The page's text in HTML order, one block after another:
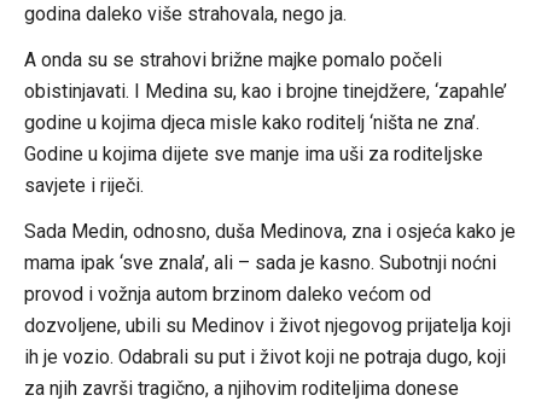
godina daleko više strahovala, nego ja.
A onda su se strahovi brižne majke pomalo počeli
obistinjavati. I Medina su, kao i brojne tinejdžere, ‘zapahle’
godine u kojima djeca misle kako roditelj ‘ništa ne zna’.
Godine u kojima dijete sve manje ima uši za roditeljske
savjete i riječi.
Sada Medin, odnosno, duša Medinova, zna i osjeća kako je
mama ipak ‘sve znala’, ali – sada je kasno. Subotnji noćni
provod i vožnja autom brzinom daleko većom od
dozvoljene, ubili su Medinov i život njegovog prijatelja koji
ih je vozio. Odabrali su put i život koji ne potraja dugo, koji
za njih završi tragično, a njihovim roditeljima donese